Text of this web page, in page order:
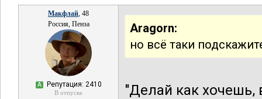
Макфлай, 48
Россия, Пенза
А Репутация: 2410
В отпуске
Aragorn:
но всё таки
"Делай как